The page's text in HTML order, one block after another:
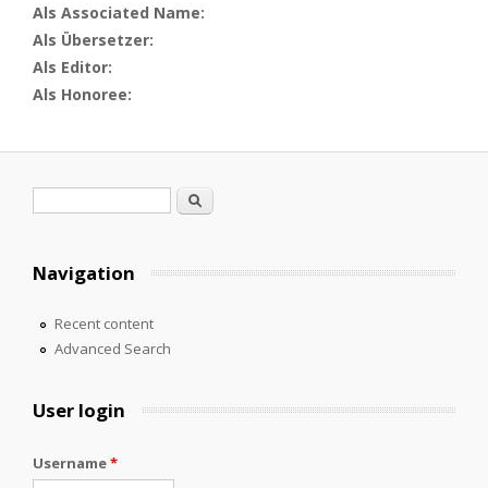
Als Associated Name:
Als Übersetzer:
Als Editor:
Als Honoree:
Search
Navigation
Recent content
Advanced Search
User login
Username*